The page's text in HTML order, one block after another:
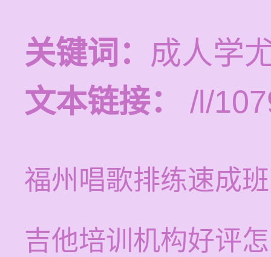
关键词： 成人学
文本链接：
/l/
福州唱歌排练速成班
吉他培训机构好评